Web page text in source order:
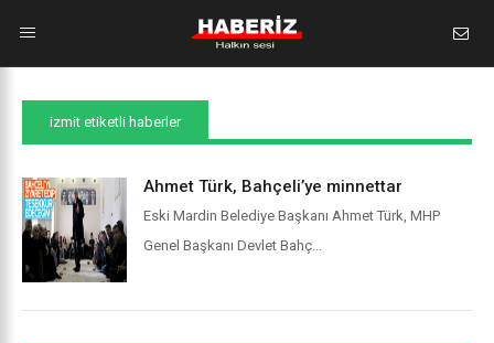
izmit etiketli haberler
Ahmet Türk, Bahçeli’ye minnettar
Eski Mardin Belediye Başkanı Ahmet Türk, MHP
Genel Başkanı Devlet Bahç...